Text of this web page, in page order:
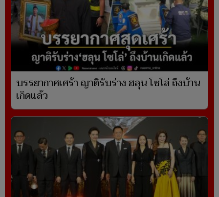
บรรยากาศเศร้า ญาติรับร่าง ฮลุน โซโล่ ถึงบ้าน
เกิดแล้ว